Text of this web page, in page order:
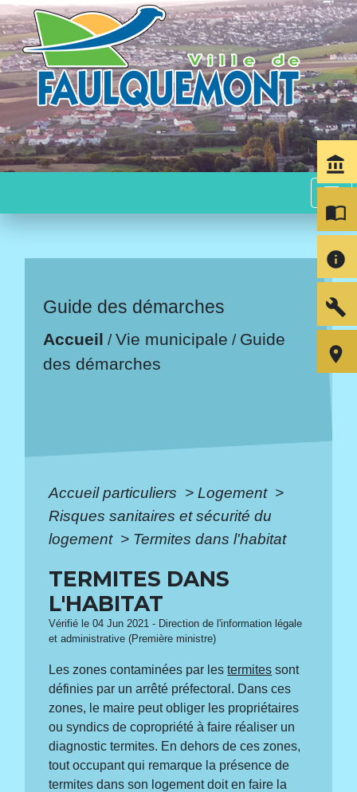
menu
Guide des démarches
Accueil /Vie municipale / Guide
des démarches
Accueil particuliers > Logement >
Risques sanitaires et sécurité du
logement > Termites dans l'habitat
TERMITES DANS
L'HABITAT
Vérifié le 04 Jun 2021 - Direction de l'information légale
et administrative (Première ministre)
Les zones contaminées par lestermites sont
définies par un arrêté préfectoral. Dans ces
zones, le maire peut obliger les propriétaires
ou syndics de copropriété à faire réaliser un
diagnostic termites. En dehors de ces zones,
tout occupant qui remarque la présence de
termites dans son logement doit en faire la
account_balance
import_contacts
info
build
room